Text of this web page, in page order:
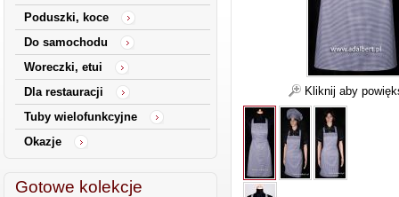
Poduszki, koce
Do samochodu
Woreczki, etui
Dla restauracji
Tuby wielofunkcyjne
Okazje
Gotowe kolekcje
Kliknij aby